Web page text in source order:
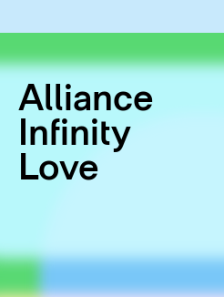
Alliance
Infinity
Love